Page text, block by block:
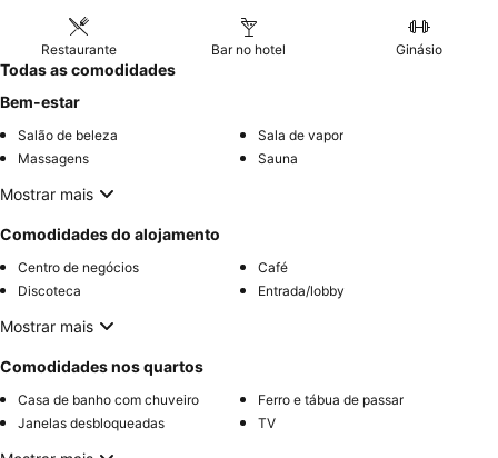
Restaurante Bar no hotel Ginásio
Todas as comodidades
Bem-estar
Salão de beleza
Sala de vapor
Massagens
Sauna
Mostrar mais
Comodidades do alojamento
Centro de negócios
Café
Discoteca
Entrada/lobby
Mostrar mais
Comodidades nos quartos
Casa de banho com chuveiro
Ferro e tábua de passar
Janelas desbloqueadas
TV